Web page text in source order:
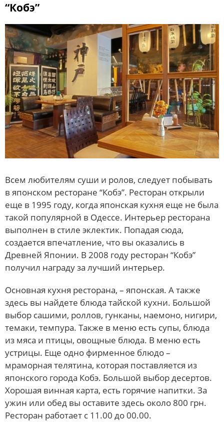
“Кобэ”
Всем любителям суши и ролов, следует побывать
в японском ресторане “Кобэ”. Ресторан открыли
еще в 1995 году, когда японская кухня еще не была
такой популярной в Одессе. Интерьер ресторана
выполнен в стиле эклектик. Попадая сюда,
создается впечатление, что вы оказались в
Древней Японии. В 2008 году ресторан “Кобэ”
получил награду за лучший интерьер.
Основная кухня ресторана, – японская. А также
здесь вы найдете блюда тайской кухни. Большой
выбор сашими, роллов, гунканы, наемоно, нигири,
темаки, темпура. Также в меню есть супы, блюда
из мяса и птицы, овощные блюда. В меню есть
устрицы. Еще одно фирменное блюдо –
мраморная телятина, которая поставляется из
японского города Кобэ. Большой выбор десертов.
Хорошая винная карта, есть горячие напитки. За
ужин или обед вы оставите здесь около 800 грн.
Ресторан работает с 11.00 до 00.00.